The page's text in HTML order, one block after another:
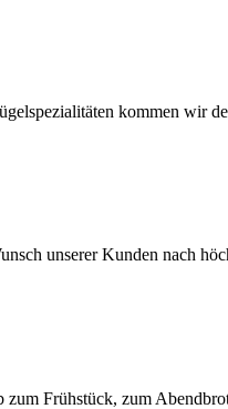
kommen wir
unserer Kunden nach
Frühstück, zum